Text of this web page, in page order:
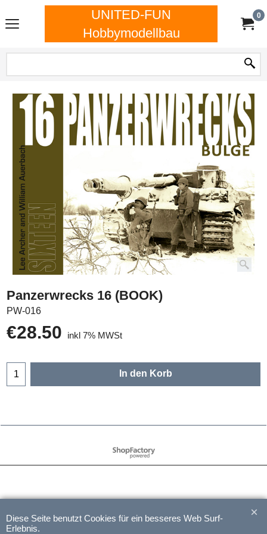
UNITED-FUN
Hobbymodellbau
0
Panzerwrecks 16 (BOOK)
PW-016
€28.50 inkl 7% MWSt
In den Korb
WebShop erstellt mit
ShopFactory Shop
Diese Seite benutzt Cookies für ein besseres Web Surf-
Erlebnis.